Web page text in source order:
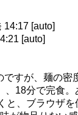
14:17 [auto]
[auto]
すが、麺の密
18分で完食
、ブラウザ